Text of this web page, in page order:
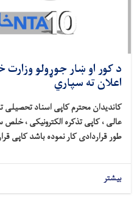
اعلان ته سپاري
کاندیدان محترم کاپی اسناد تحصیلی
عالی ، کاپی تذکره الکترونیکی ،
طور قراردادی کار نموده باشد کاپی
بیشتر